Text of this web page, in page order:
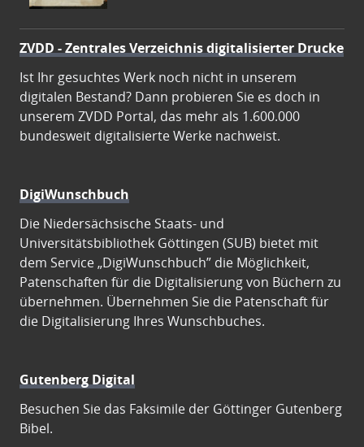
ZVDD - Zentrales Verzeichnis digitalisierter Drucke
Ist Ihr gesuchtes Werk noch nicht in unserem
digitalen Bestand? Dann probieren Sie es doch in
unserem ZVDD Portal, das mehr als 1.600.000
bundesweit digitalisierte Werke nachweist.
DigiWunschbuch
Die Niedersächsische Staats- und
Universitätsbibliothek Göttingen (SUB) bietet mit
dem Service „DigiWunschbuch” die Möglichkeit,
Patenschaften für die Digitalisierung von Büchern zu
übernehmen. Übernehmen Sie die Patenschaft für
die Digitalisierung Ihres Wunschbuches.
Gutenberg Digital
Besuchen Sie das Faksimile der Göttinger Gutenberg
Bibel.